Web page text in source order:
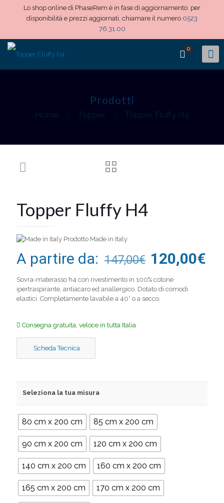
Lo shop online di PhaseRem è in fase di aggiornamento: per
disponibilità e prezzi aggiornati, chiamare il numero 0523
76.31.00
0
Prodotti
Home Topper Topper Fluffy H4
Topper Fluffy H4
Prodotto Made in Italy
A partire da: 147,00€ 120,00€
Sovra-materasso h4 con rivestimento in 100% cotone
ipertraspirante, antiacaro ed anallergico. Dotato di comodi
elastici. Completamente lavabile a 40° o a secco.
Consegna gratuita, veloce in tutta Italia
Scheda Tecnica
Seleziona la tua misura
80 cm x 200 cm 85 cm x 200 cm
90 cm x 200 cm 120 cm x 200 cm
140 cm x 200 cm 160 cm x 200 cm
165 cm x 200 cm 170 cm x 200 cm